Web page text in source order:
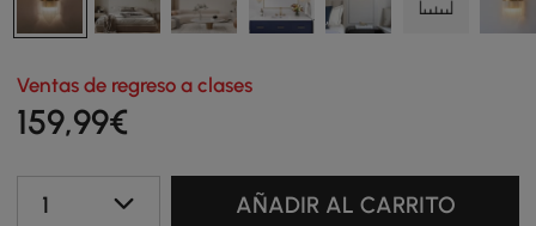
Ventas de regreso a clases
159,99€
1 AÑADIR AL CARRITO